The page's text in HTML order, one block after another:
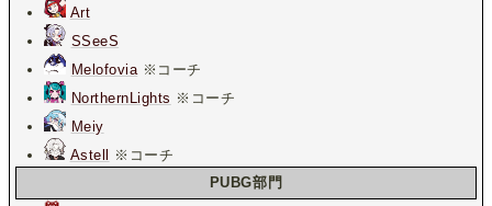
Art
SSeeS
Melofovia※コーチ
NorthernLights ※コーチ
Meiy
Astell
※コーチ
PUBG部門